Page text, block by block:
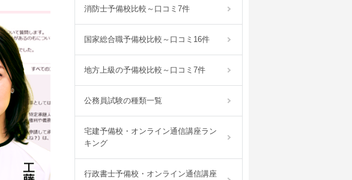
消防士予備校比較～口コミ7件
国家総合職予備校比較～口コミ16件
地方上級の予備校比較～口コミ7件
公務員試験の種類一覧
宅建予備校・オンライン通信講座ラン
キング
行政書士予備校・オンライン通信講座